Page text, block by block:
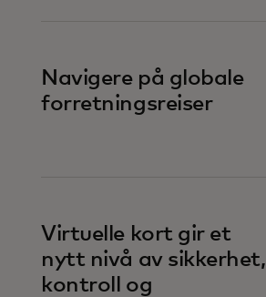
Navigere på globale
forretningsreiser
Virtuelle kort gir et
nytt nivå av sikkerhet,
kontroll og